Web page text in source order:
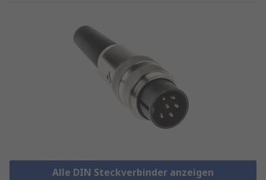
Alle DIN Steckverbinder anzeigen